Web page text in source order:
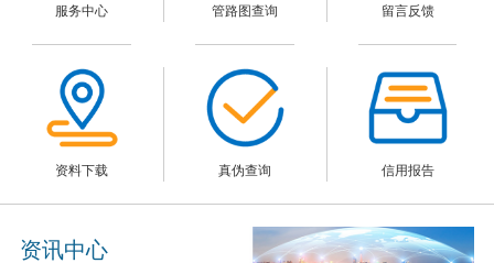
服务中心 管路图查询 留言反馈
资料下载 真伪查询 信用报告
资讯中心